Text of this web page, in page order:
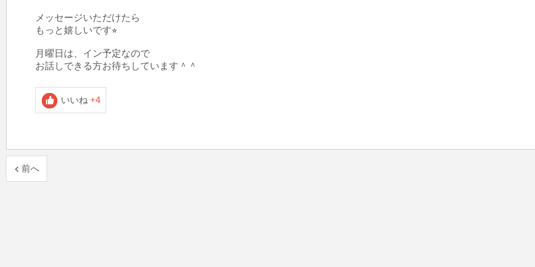
メッセージいただけたら
もっと嬉しいです⭐︎
月曜日は、イン予定なので
お話しできる方お待ちしています＾＾
いいね +4
前へ